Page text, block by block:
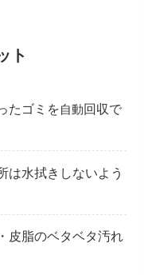
ト
たゴミを自動回収で
は水拭きしないよう
皮脂のベタベタ汚れ